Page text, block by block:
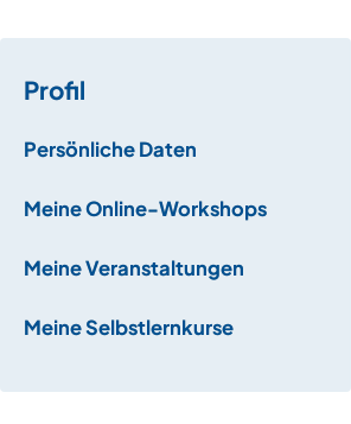
Profil
Persönliche Daten
Meine Online-Workshops
Meine Veranstaltungen
Meine Selbstlernkurse